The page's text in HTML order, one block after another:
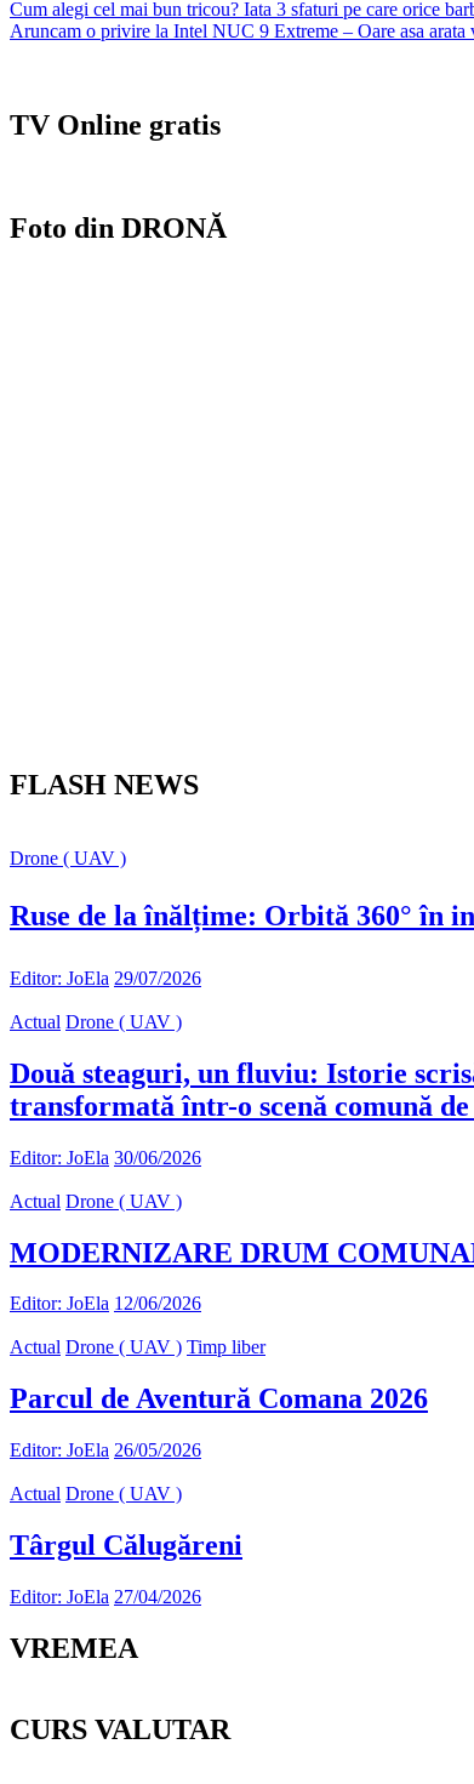
Partajează
Navigare
în
Cum alegi cel mai bun tricou? Iata 3 sfaturi pe care orice
Aruncam o privire la Intel NUC 9 Extreme – Oare asa arata
TV Online gratis
Foto din DRONĂ
FLASH NEWS
Drone ( UAV )
Ruse de la înălțime: Orbită 360° în
Editor: JoEla 29/07/2026
Actual Drone ( UAV )
Două steaguri, un fluviu: Istorie
transformată într-o scenă comună
Editor: JoEla 30/06/2026
Actual Drone ( UAV )
MODERNIZARE DRUM
Editor: JoEla 12/06/2026
Actual Drone ( UAV ) Timp liber
Parcul de Aventură Comana 2026
Editor: JoEla 26/05/2026
Actual Drone ( UAV )
Târgul Călugăreni
Editor: JoEla 27/04/2026
VREMEA
CURS VALUTAR